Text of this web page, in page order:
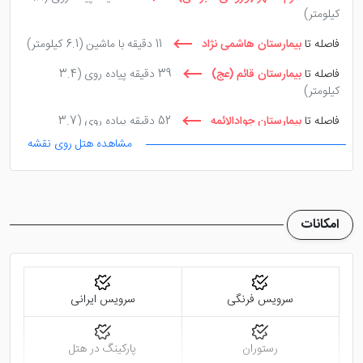
کیلومتر)
فاصله تا بیمارستان هاشمی نژاد 11 دقیقه با ماشین
(6.1 کیلومتر)
فاصله تا بیمارستان قائم (عج) 39 دقیقه پیاده روی
(3.4
کیلومتر)
فاصله تا بیمارستان جوادالائمه 52 دقیقه پیاده روی
(3.7
فاصله تابیمارستان امید 39 دقیقه پیاده روی
(3.3 کیلومتر)
کیلومتر)
مشاهده هتل روی نقشه
امکانات
سرویس فرنگی سرویس ایرانی
رستوران پارکینگ در هتل